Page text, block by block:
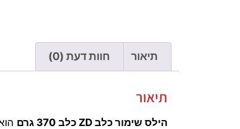
תיאור חוות דעת (0)
תיאור
הילס שימור כלב ZD כלב 370 גרם